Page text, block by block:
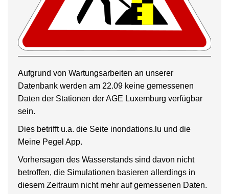
Aufgrund von Wartungsarbeiten an unserer
Datenbank werden am 22.09 keine gemessenen
Daten der Stationen der AGE Luxemburg verfügbar
sein.
Dies betrifft u.a. die Seite inondations.lu und die
Meine Pegel App.
Vorhersagen des Wasserstands sind davon nicht
betroffen, die Simulationen basieren allerdings in
diesem Zeitraum nicht mehr auf gemessenen Daten.